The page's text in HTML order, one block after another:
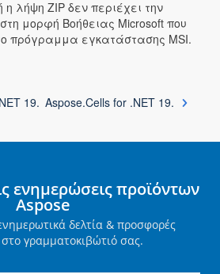
λήψη ZIP δεν περιέχει την
μορφή Βοήθειας Microsoft που
πρόγραμμα εγκατάστασης MSI.
19. Aspose.Cells for .NET 19.
ενημερώσεις προϊόντων
Aspose
δελτία & προσφορές
γραμματοκιβώτιό σας.